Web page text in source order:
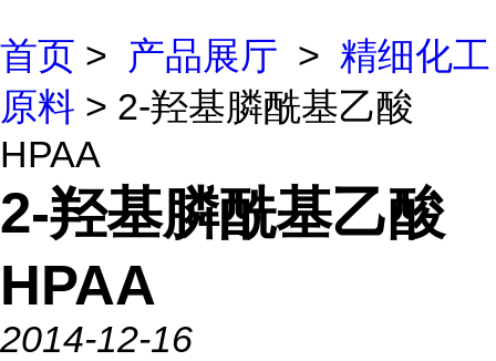
首页 > 产品展厅 > 精细化工
原料 > 2-羟基膦酰基乙酸
HPAA
2-羟基膦酰基乙酸
HPAA
2014-12-16